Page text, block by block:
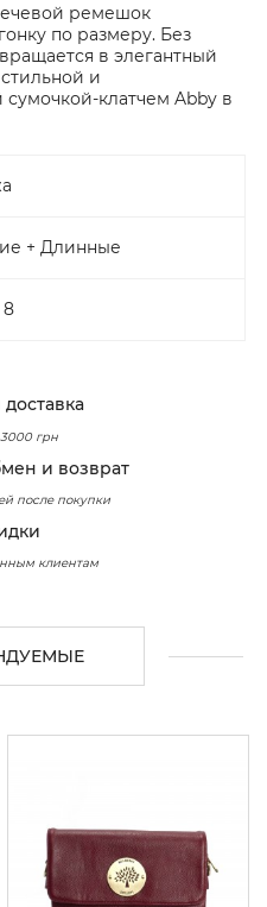
ремешок
по размеру. Без
в элегантный
и
клатчем Abby в
+ Длинные
8
грн
и возврат
после покупки
клиентам